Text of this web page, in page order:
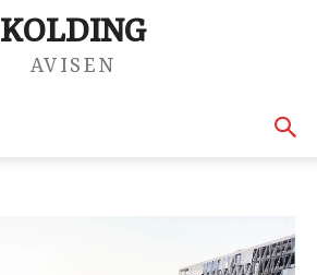
KOLDING
AVISEN